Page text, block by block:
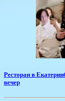
Ресторан в
вечер